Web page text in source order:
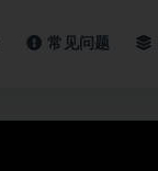
常见问题